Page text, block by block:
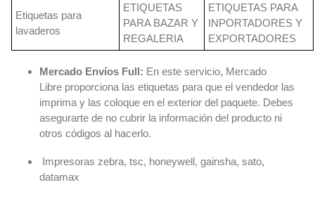
Etiquetas para
lavaderos
ETIQUETAS
PARA BAZAR Y
REGALERIA
ETIQUETAS PARA
INPORTADORES Y
EXPORTADORES
Mercado Envíos Full: En este servicio, Mercado
Libre proporciona las etiquetas para que el vendedor las
imprima y las coloque en el exterior del paquete. Debes
asegurarte de no cubrir la información del producto ni
otros códigos al hacerlo.
Impresoras zebra, tsc, honeywell, gainsha, sato,
datamax